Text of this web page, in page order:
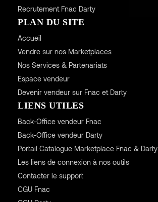
Recrutement Fnac Darty
PLAN DU SITE
Accueil
Vendre sur nos Marketplaces
Nos Services & Partenariats
Espace vendeur
Devenir vendeur sur Fnac et Darty
LIENS UTILES
Back-Office vendeur Fnac
Back-Office vendeur Darty
Portail Catalogue Marketplace Fnac & Darty
Les liens de connexion à nos outils
Contacter le support
CGUFnac